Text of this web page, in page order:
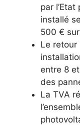
par
installé
500 €
Le retour
entre 8
des
La TVA